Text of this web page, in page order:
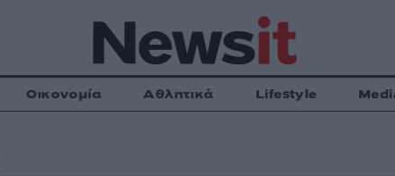
Οικονομία Αθλητικά Lifestyle